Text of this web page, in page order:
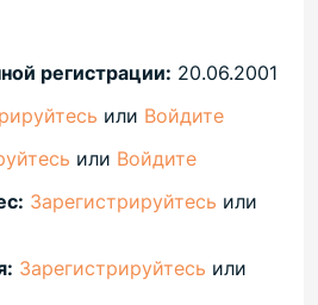
регистрации: 20.06.2001
или Войдите
или Войдите
Зарегистрируйтесь или
Зарегистрируйтесь или